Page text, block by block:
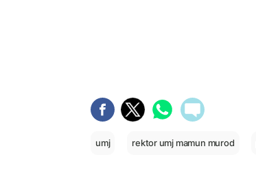
umj rektor umj mamun murod